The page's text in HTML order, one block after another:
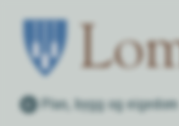
Du er her:Plan, bygg og eigedom